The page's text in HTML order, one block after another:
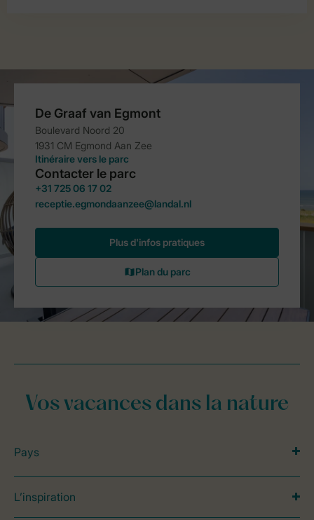
Vos vacances dans la nature
Pays
L’inspiration